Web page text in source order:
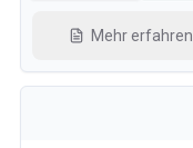
Mehr erfahren